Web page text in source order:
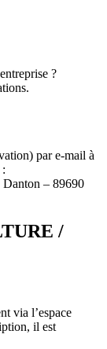
?
par e-mail à
Danton – 89690
/
via l’espace
il est